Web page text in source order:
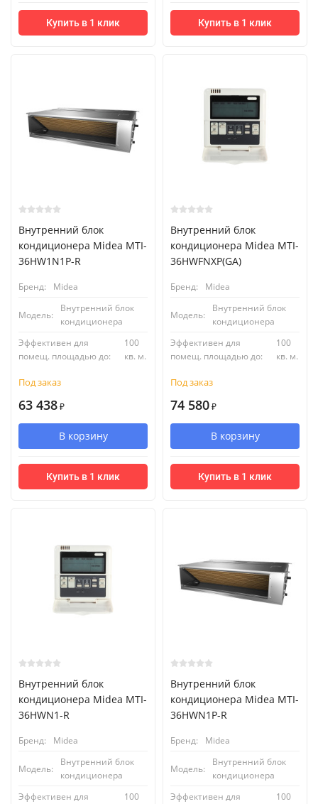
Купить в 1 клик Купить в 1 клик
Внутренний блок
кондиционера Midea MTI-
36HW1N1P-R
Бренд: Midea
Модель:
Внутренний блок
кондиционера
Эффективен для
помещ. площадью до:
100
кв. м.
Под заказ
63 438 ₽
В корзину
Купить в 1 клик
Внутренний блок
кондиционера Midea MTI-
36HWFNXP(GA)
Бренд: Midea
Модель:
Внутренний блок
кондиционера
Эффективен для
помещ. площадью до:
100
кв. м.
Под заказ
74 580 ₽
В корзину
Купить в 1 клик
Внутренний блок
кондиционера Midea MTI-
36HWN1-R
Бренд: Midea
Модель:
Внутренний блок
кондиционера
Эффективен для
100
Внутренний блок
кондиционера Midea MTI-
36HWN1P-R
Бренд: Midea
Модель:
Внутренний блок
кондиционера
Эффективен для
100